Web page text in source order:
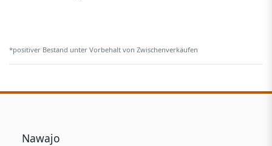
*positiver Bestand unter Vorbehalt von Zwischenverkäufen
Nawajo